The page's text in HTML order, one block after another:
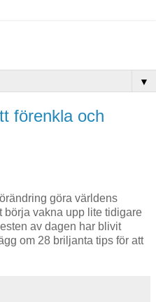
▼
förenkla och
göra världens
börja vakna upp lite tidigare
av dagen har blivit
om 28 briljanta tips för att